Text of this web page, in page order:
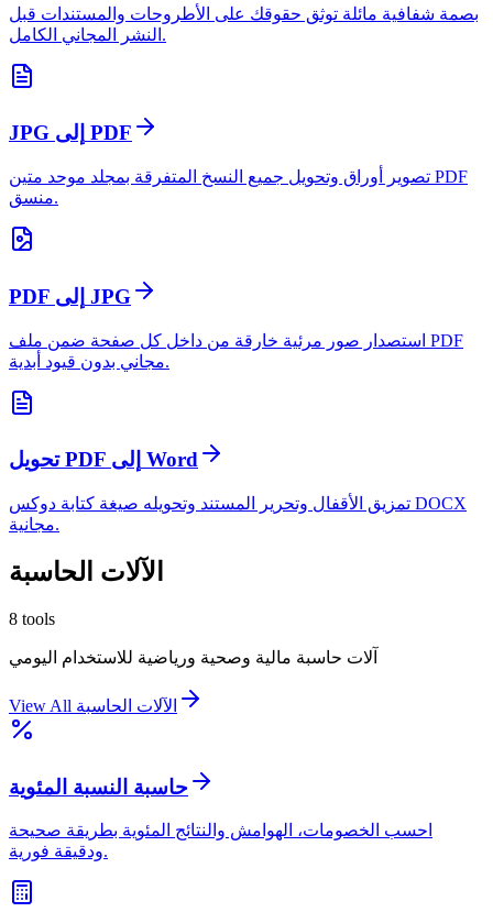
بصمة شفافية مائلة توثق حقوقك على الأطروحات والمستندات قبل
النشر المجاني الكامل.
JPG إلى PDF
تصوير أوراق وتحويل جميع النسخ المتفرقة بمجلد موحد متين PDF
منسق.
PDF إلى JPG
استصدار صور مرئية خارقة من داخل كل صفحة ضمن ملف PDF
مجاني بدون قيود أبدية.
تحويل PDF إلى Word
تمزيق الأقفال وتحرير المستند وتحويله صيغة كتابة دوكس DOCX
مجانية.
الآلات الحاسبة
8 tools
آلات حاسبة مالية وصحية ورياضية للاستخدام اليومي
View All الآلات الحاسبة
حاسبة النسبة المئوية
احسب الخصومات، الهوامش والنتائج المئوية بطريقة صحيحة
ودقيقة فورية.